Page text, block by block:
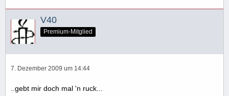
V40
Premium-Mitglied
7. Dezember 2009 um 14:44
..gebt mir doch mal 'n ruck...